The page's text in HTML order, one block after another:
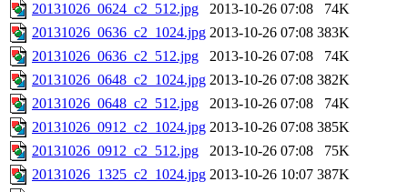
20131026_0624_c2_512.jpg
2013-10-26 07:08
74K
20131026_0636_c2_1024.jpg 2013-10-26 07:08 383K
20131026_0636_c2_512.jpg
2013-10-26 07:08
74K
20131026_0648_c2_1024.jpg 2013-10-26 07:08 382K
20131026_0648_c2_512.jpg
2013-10-26 07:08
74K
20131026_0912_c2_1024.jpg 2013-10-26 07:08 385K
20131026_0912_c2_512.jpg
2013-10-26 07:08
75K
20131026_1325_c2_1024.jpg 2013-10-26 10:07 387K